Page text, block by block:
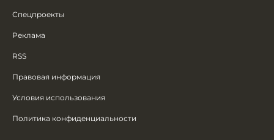
Спецпроекты
Реклама
RSS
Правовая информация
Условия использования
Политика конфиденциальности